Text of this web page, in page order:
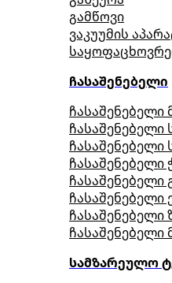
გამწოვი
ვაკუუმის
ჩასაშენებელი
ჩასაშენებელი
ჩასაშენებელი
ჩასაშენებელი
ჩასაშენებელი
ჩასაშენებელი
ჩასაშენებელი
სამზარეულო